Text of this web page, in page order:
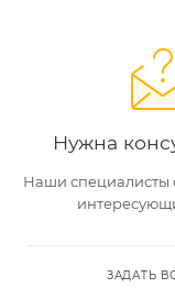
Нужна
Наши специалисты
ЗАДАТЬ